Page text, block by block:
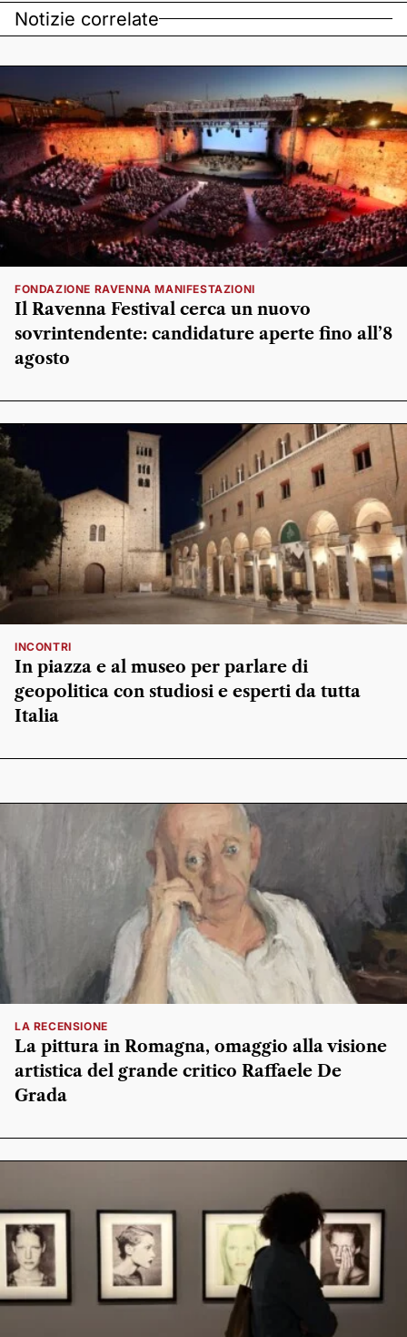
Notizie correlate
FONDAZIONE RAVENNA MANIFESTAZIONI
Il Ravenna Festival cerca un nuovo
sovrintendente: candidature aperte fino all’8
agosto
INCONTRI
In piazza e al museo per parlare di
geopolitica con studiosi e esperti da tutta
Italia
LA RECENSIONE
La pittura in Romagna, omaggio alla visione
artistica del grande critico Raffaele De
Grada